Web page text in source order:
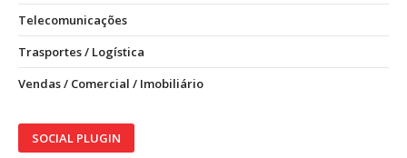
Telecomunicações
Trasportes / Logística
Vendas / Comercial / Imobiliário
SOCIAL PLUGIN